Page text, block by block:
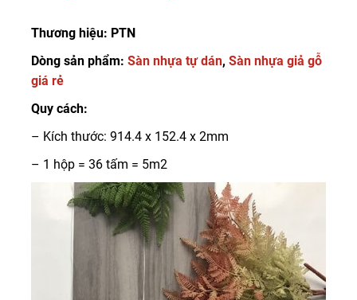
Thương hiệu: PTN
Dòng sản phẩm: Sàn nhựa tự dán, Sàn nhựa giả gỗ
giá rẻ
Quy cách:
– Kích thước: 914.4 x 152.4 x 2mm
– 1 hộp = 36 tấm = 5m2